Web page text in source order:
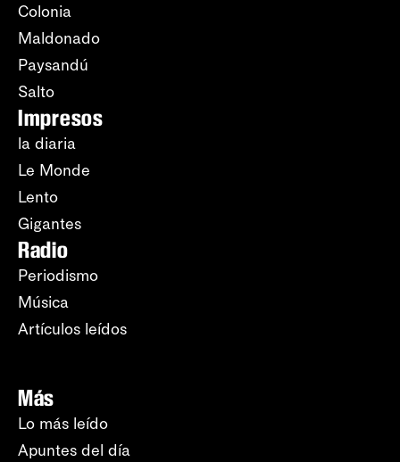
Colonia
Maldonado
Paysandú
Salto
Impresos
la diaria
Le Monde
Lento
Gigantes
Radio
Periodismo
Música
Artículos leídos
Más
Lo más leído
Apuntes del día